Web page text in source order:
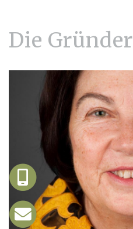
Die Gründer